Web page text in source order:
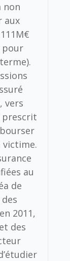
non
aux
pour
vers
prescrit
victime.
au
de
2011,
des